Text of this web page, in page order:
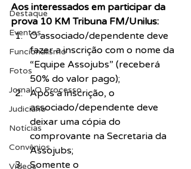
Destaque
Eventos
Funcionalismo
Fotos
Jornal O Processo
Judiciário
Notícias
Convênios
Vídeos
Aos interessados em participar da
prova 10 KM Tribuna FM/Unilus:
O associado/dependente deve
fazer a inscrição com o nome da
“Equipe Assojubs” (receberá
50% do valor pago);
Após a inscrição, o
associado/dependente deve
deixar uma cópia do
comprovante na Secretaria da
Assojubs;
Somente o